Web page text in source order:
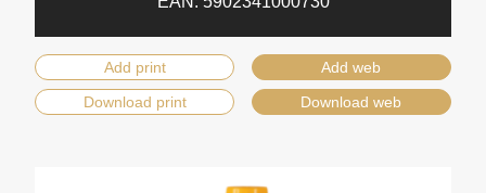
Add print
Add web
Download print
Download web